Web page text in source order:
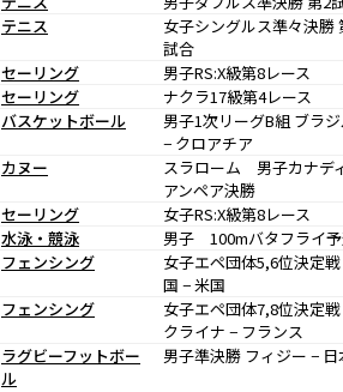
テニス
女子シングルス準々決勝
試合
セーリング
男子RS:X級第8レース
セーリング
ナクラ17級第4レース
バスケットボール
男子1次リーグB組 ブラ
− クロアチア
カヌー
スラローム 男子カナデ
アンペア決勝
セーリング
女子RS:X級第8レース
水泳・競泳
男子 100mバタフライ
フェンシング
女子エペ団体5,6位決定
国 − 米国
フェンシング
女子エペ団体7,8位決定
クライナ − フランス
ラグビーフットボー
ル
男子準決勝 フィジー − 日